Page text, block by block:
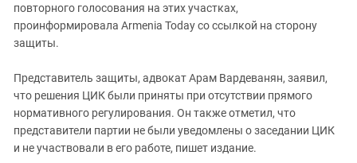
повторного голосования на этих участках,
проинформировала Armenia Today со ссылкой на сторону
защиты.
Представитель защиты, адвокат Арам Вардеванян, заявил,
что решения ЦИК были приняты при отсутствии прямого
нормативного регулирования. Он также отметил, что
представители партии не были уведомлены о заседании ЦИК
и не участвовали в его работе, пишет издание.